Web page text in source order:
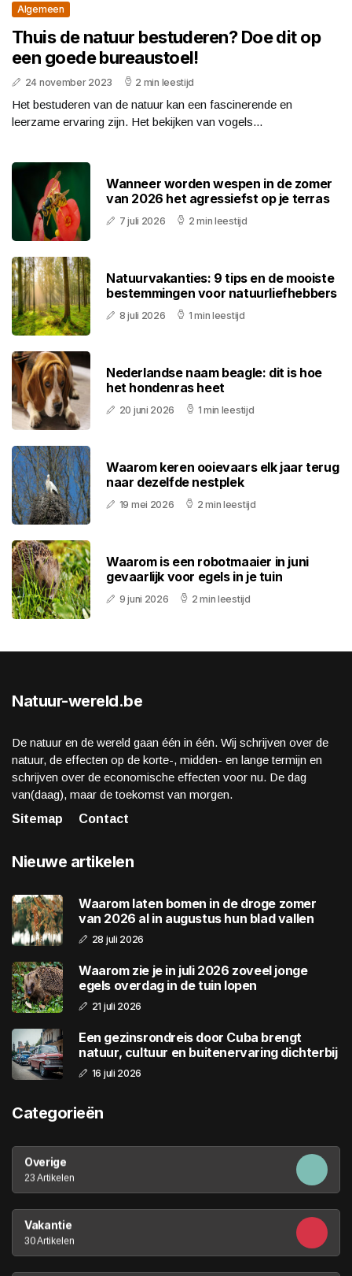
Algemeen
Thuis de natuur bestuderen? Doe dit op
een goede bureaustoel!
24 november 2023 2 min leestijd
Het bestuderen van de natuur kan een fascinerende en
leerzame ervaring zijn. Het bekijken van vogels...
Wanneer worden wespen in de zomer
van 2026 het agressiefst op je terras
7 juli 2026 2 min leestijd
Natuurvakanties: 9 tips en de mooiste
bestemmingen voor natuurliefhebbers
8 juli 2026 1 min leestijd
Nederlandse naam beagle: dit is hoe
het hondenras heet
20 juni 2026 1 min leestijd
Waarom keren ooievaars elk jaar terug
naar dezelfde nestplek
19 mei 2026 2 min leestijd
Waarom is een robotmaaier in juni
gevaarlijk voor egels in je tuin
9 juni 2026 2 min leestijd
Natuur-wereld.be
De natuur en de wereld gaan één in één. Wij schrijven over de
natuur, de effecten op de korte-, midden- en lange termijn en
schrijven over de economische effecten voor nu. De dag
van(daag), maar de toekomst van morgen.
Sitemap
Contact
Nieuwe artikelen
Waarom laten bomen in de droge zomer
van 2026 al in augustus hun blad vallen
28 juli 2026
Waarom zie je in juli 2026 zoveel jonge
egels overdag in de tuin lopen
21 juli 2026
Een gezinsrondreis door Cuba brengt
natuur, cultuur en buitenervaring dichterbij
16 juli 2026
Categorieën
Overige
23 Artikelen
Vakantie
30 Artikelen